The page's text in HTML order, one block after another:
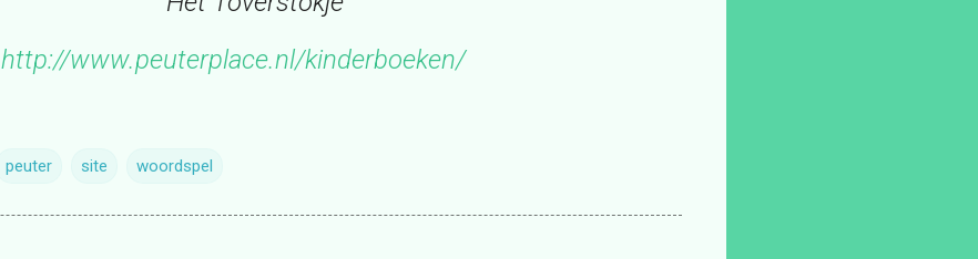
http://www.peuterplace.nl/kinderboeken/
peuter site woordspel